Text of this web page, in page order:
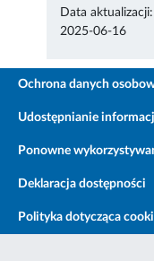
Data aktualizacji:
2025-06-16
Ochrona danych
Udostępnianie
Ponowne
Deklaracja dostępności
Polityka dotycząca